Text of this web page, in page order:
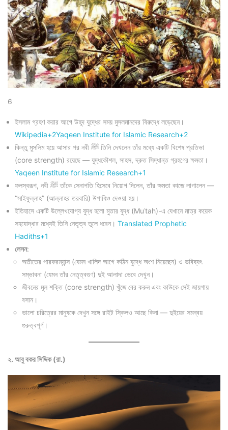
6
ইসলাম গ্রহণ করার আগে উহূদ যুদ্ধের সময় মুসলমানদের বিরুদ্ধে লড়েছেন।
Wikipedia+2Yaqeen Institute for Islamic Research+2
কিন্তু মুসলিম হয়ে আসার পর নবী ﷺ তিনি দেখলেন তাঁর মধ্যে একটি বিশেষ প্রতিভা
(core strength) রয়েছে — যুদ্ধকৌশল, সাহস, দ্রুত সিদ্ধান্ত গ্রহণের ক্ষমতা।
Yaqeen Institute for Islamic Research+1
ফলস্বরূপ, নবী ﷺ তাঁকে সেনাপতি হিসেবে নিয়োগ দিলেন, তাঁর ক্ষমতা কাজে লাগালেন —
“সাইফুল্লাহ” (আল্লাহর তরবারি) উপাধিও দেওয়া হয়।
ইতিহাসে একটি উল্লেখযোগ্য যুদ্ধ হলো মুতার যুদ্ধ (Muʿtah)-এ যেখানে মাত্র কয়েক
সহযোদ্ধার মধ্যেই তিনি নেতৃত্ব তুলে ধরেন। Translated Prophetic
Hadiths+1
লেসন:
অতীতের পারফরম্যান্স (যেমন খালিদ আগে কঠিন যুদ্ধে অংশ নিয়েছেন) ও ভবিষ্যৎ
সম্ভাবনা (যেমন তাঁর নেতৃত্বগুণ) দুই আলাদা ভেবে দেখুন।
জীবনের মূল শক্তি (core strength) খুঁজে বের করুন এবং কাউকে সেই জায়গায়
বসান।
ভালো চরিত্রের মানুষকে দেখুন সঙ্গে রাইট স্কিলও আছে কিনা — দুইয়ের সমন্বয়
গুরুত্বপূর্ণ।
২. আবু বকর সিদ্দিক (রা.)